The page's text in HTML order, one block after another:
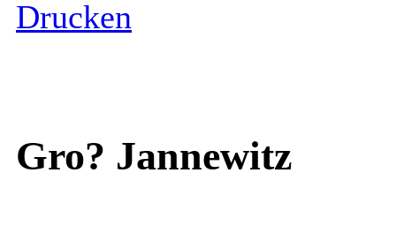
Drucken
Gro? Jannewitz